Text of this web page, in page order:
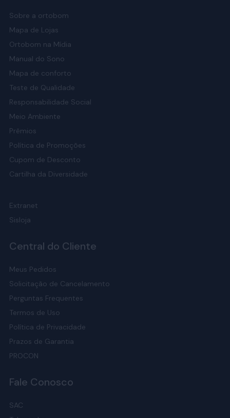
Sobre a ortobom
Mapa de Lojas
Ortobom na Mídia
Manual do Sono
Mapa de conforto
Teste de Qualidade
Responsabilidade Social
Meio Ambiente
Prêmios
Política de Promoções
Cupom de Desconto
Cartilha da Diversidade
Extranet
Sisloja
Central do Cliente
Meus Pedidos
Solicitação de Cancelamento
Perguntas Frequentes
Termos de Uso
Política de Privacidade
Prazos de Garantia
PROCON
Fale Conosco
SAC